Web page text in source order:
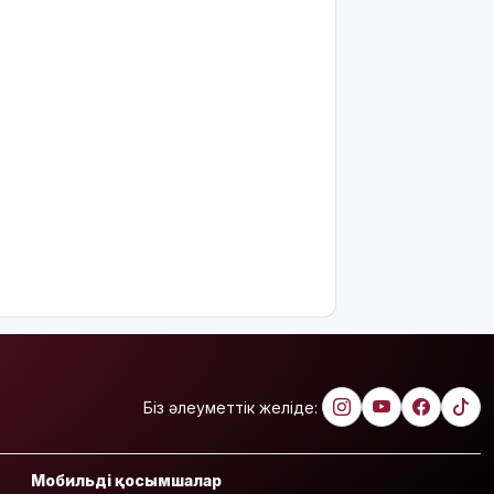
Біз әлеуметтік желіде:
Мобильді қосымшалар